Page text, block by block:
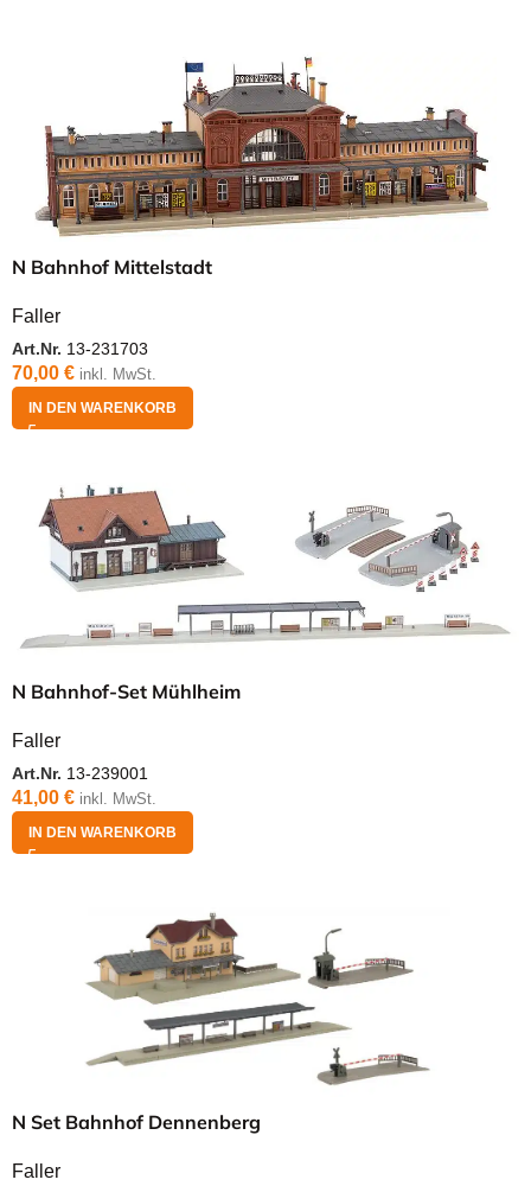
N Bahnhof Mittelstadt
Faller
Art.Nr. 13-231703
70,00 € inkl. MwSt.
IN DEN WARENKORB
N Bahnhof-Set Mühlheim
Faller
Art.Nr. 13-239001
41,00 € inkl. MwSt.
IN DEN WARENKORB
N Set Bahnhof Dennenberg
Faller